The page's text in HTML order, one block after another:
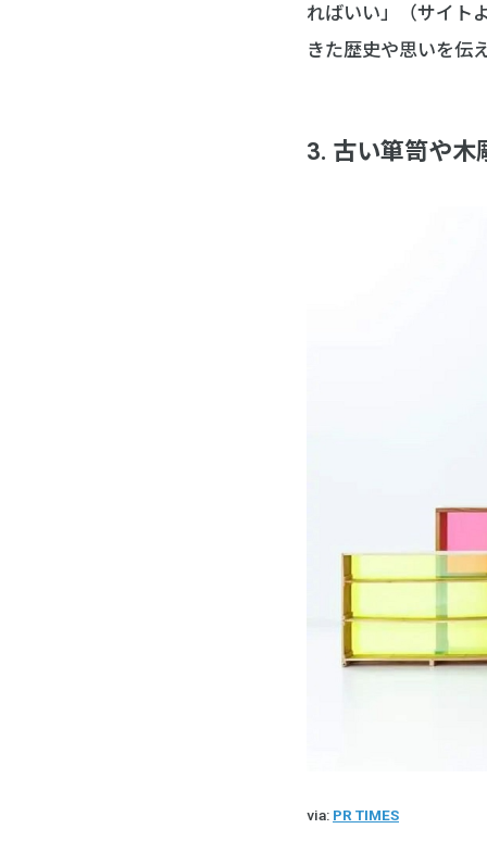
ればいい」（サイト
きた歴史や思いを伝
3. 古い箪笥や木
via: PR TIMES